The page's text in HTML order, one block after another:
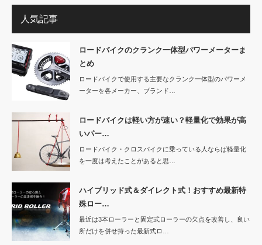
人気記事
ロードバイクのクランク一体型パワーメーターま
とめ
ロードバイクで使用する主要なクランク一体型のパワーメ
ーターを各メーカー、ブランド…
ロードバイクは軽い方が速い？軽量化で効果が高
いパー…
ロードバイク・クロスバイクに乗っている人ならば軽量化
を一度は考えたことがあると思…
ハイブリッド式＆ダイレクト式！おすすめ最新特
殊ロー…
最近は3本ローラーと固定式ローラーの欠点を改善し、良い
所だけを併せ持った最新式ロ…